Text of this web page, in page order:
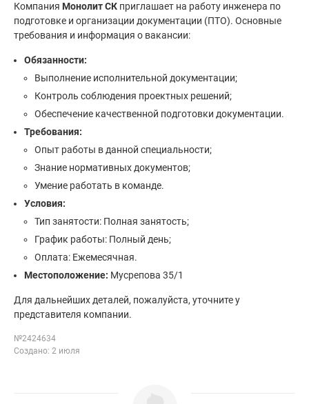
Компания Монолит СК приглашает на работу инженера по
подготовке и организации документации (ПТО). Основные
требования и информация о вакансии:
Обязанности:
Выполнение исполнительной документации;
Контроль соблюдения проектных решений;
Обеспечение качественной подготовки документации.
Требования:
Опыт работы в данной специальности;
Знание нормативных документов;
Умение работать в команде.
Условия:
Тип занятости: Полная занятость;
График работы: Полный день;
Оплата: Ежемесячная.
Местоположение: Мусрепова 35/1
Для дальнейших деталей, пожалуйста, уточните у
представителя компании.
№2424634
Создано: 2 июля